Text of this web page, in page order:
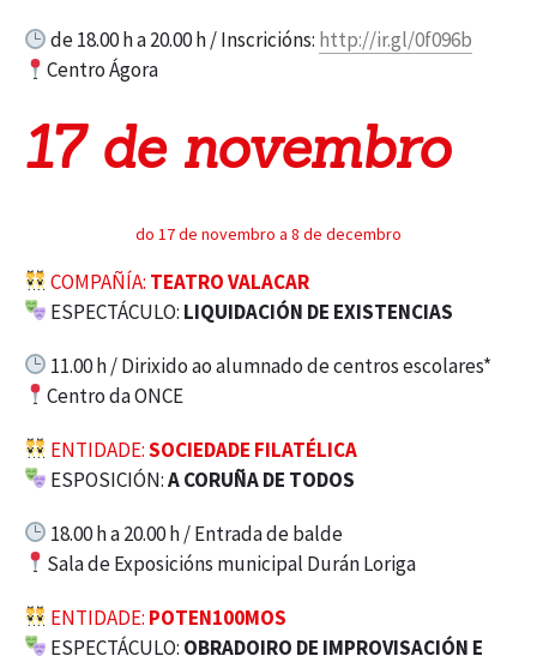
de 18.00 h a 20.00 h / Inscricións: http://ir.gl/0f096b
Centro Ágora
17 de novembro
do 17 de novembro a 8 de decembro
COMPAÑÍA: TEATRO VALACAR
ESPECTÁCULO: LIQUIDACIÓN DE EXISTENCIAS
11.00 h / Dirixido ao alumnado de centros escolares*
Centro da ONCE
ENTIDADE:SOCIEDADE FILATÉLICA
ESPOSICIÓN:A CORUÑA DE TODOS
18.00 h a 20.00 h / Entrada de balde
Sala de Exposicións municipal Durán Loriga
ENTIDADE: POTEN100MOS
ESPECTÁCULO: OBRADOIRO DE IMPROVISACIÓN E